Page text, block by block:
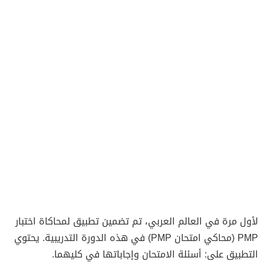
لأول مرة في العالم العربي، تم تضمين تطبيق لمحاكاة اختبار
PMP (محاكي امتحان PMP) في هذه الدورة التدريبية. يحتوي
التطبيق على: أسئلة الامتحان وإجاباتها في كليهما.